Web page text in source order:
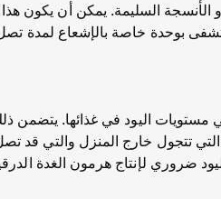
الأنسجة السليمة. يمكن أن يكون هذا
بوحدة خاصة بالإشعاع لمدة
اليود في غذائها. يتضمن
تتجول خارج المنزل والتي قد
ضروري لإنتاج هرمون الغدة